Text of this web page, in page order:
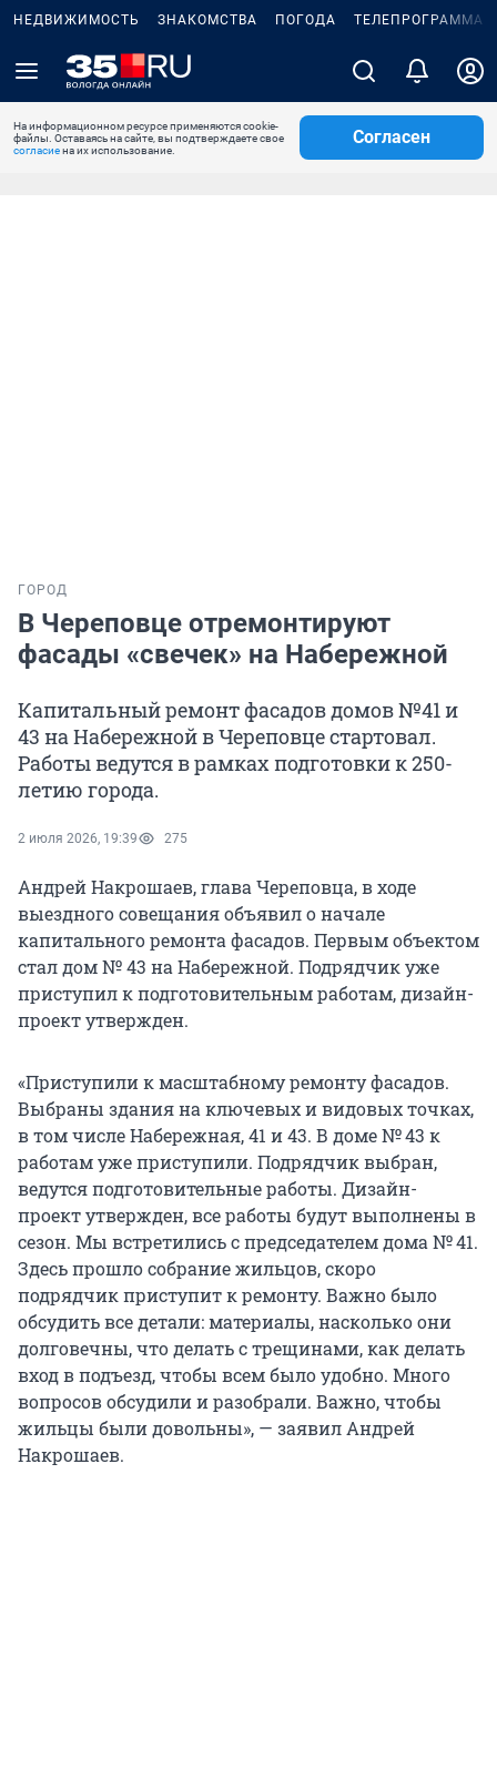
НЕДВИЖИМОСТЬ ЗНАКОМСТВА ПОГОДА ТЕЛЕПРОГРАММА
На информационном ресурсе применяются cookie-
файлы. Оставаясь на сайте, вы подтверждаете свое
согласиена их использование.
Согласен
ГОРОД
В Череповце отремонтируют
фасады «свечек» на Набережной
Капитальный ремонт фасадов домов №41 и
43 на Набережной в Череповце стартовал.
Работы ведутся в рамках подготовки к 250-
летию города.
2 июля 2026, 19:39 275
Андрей Накрошаев, глава Череповца, в ходе
выездного совещания объявил о начале
капитального ремонта фасадов. Первым объектом
стал дом № 43 на Набережной. Подрядчик уже
приступил к подготовительным работам, дизайн-
проект утвержден.
«Приступили к масштабному ремонту фасадов.
Выбраны здания на ключевых и видовых точках,
в том числе Набережная, 41 и 43. В доме № 43 к
работам уже приступили. Подрядчик выбран,
ведутся подготовительные работы. Дизайн-
проект утвержден, все работы будут выполнены в
сезон. Мы встретились с председателем дома № 41.
Здесь прошло собрание жильцов, скоро
подрядчик приступит к ремонту. Важно было
обсудить все детали: материалы, насколько они
долговечны, что делать с трещинами, как делать
вход в подъезд, чтобы всем было удобно. Много
вопросов обсудили и разобрали. Важно, чтобы
жильцы были довольны», — заявил Андрей
Накрошаев.